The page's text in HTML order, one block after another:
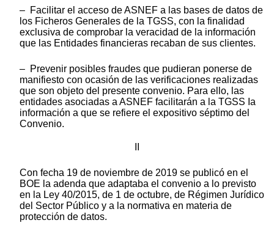
– Facilitar el acceso de ASNEF a las bases de datos de
los Ficheros Generales de la TGSS, con la finalidad
exclusiva de comprobar la veracidad de la información
que las Entidades financieras recaban de sus clientes.
– Prevenir posibles fraudes que pudieran ponerse de
manifiesto con ocasión de las verificaciones realizadas
que son objeto del presente convenio. Para ello, las
entidades asociadas a ASNEF facilitarán a la TGSS Ia
información a que se refiere el expositivo séptimo del
Convenio.
Con fecha 19 de noviembre de 2019 se publicó en el
BOE la adenda que adaptaba el convenio a lo previsto
en la Ley 40/2015, de 1 de octubre, de Régimen Jurídico
del Sector Público y a la normativa en materia de
protección de datos.